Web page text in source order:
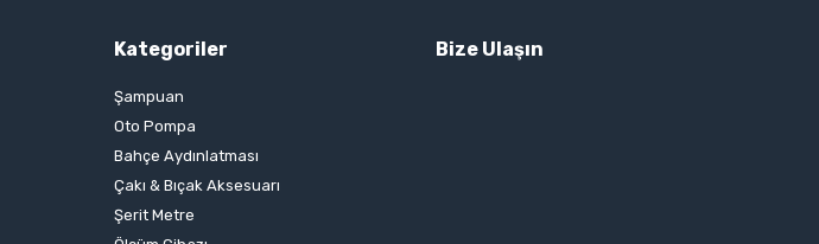
Kategoriler
Şampuan
Oto Pompa
Bahçe Aydınlatması
Çakı & Bıçak Aksesuarı
Şerit Metre
Bize Ulaşın